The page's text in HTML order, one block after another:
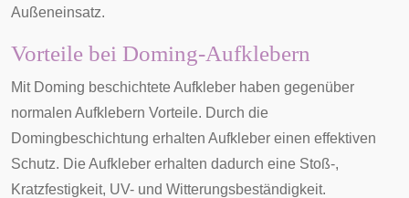
Außeneinsatz.
Vorteile bei Doming-Aufklebern
Mit Doming beschichtete Aufkleber haben gegenüber
normalen Aufklebern Vorteile. Durch die
Domingbeschichtung erhalten Aufkleber einen effektiven
Schutz. Die Aufkleber erhalten dadurch eine Stoß-,
Kratzfestigkeit, UV- und Witterungsbeständigkeit.